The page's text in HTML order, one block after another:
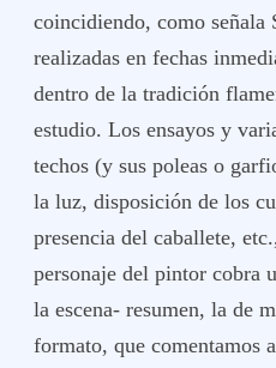
coincidiendo, como señala
realizadas en fechas
dentro de la tradición
estudio. Los ensayos y
techos (y sus poleas o
la luz, disposición de los
presencia del caballete,
personaje del pintor cobra
la escena- resumen, la de
formato, que comentamos